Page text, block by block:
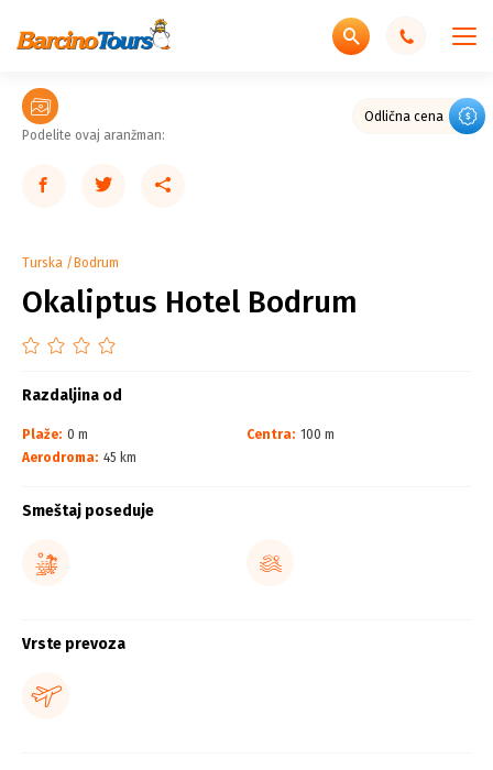
Odlična cena
Podelite ovaj aranžman:
Turska Bodrum
Okaliptus Hotel Bodrum
Razdaljina od
Plaže: 0 m Centra: 100 m
Aerodroma: 45 km
Smeštaj poseduje
Vrste prevoza